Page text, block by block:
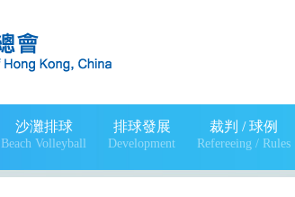
沙灘排球
Beach Volleyball
排球發展
Development
裁判 / 球例
Refereeing / Rules